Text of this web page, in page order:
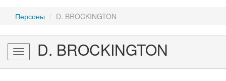
Персоны D. BROCKINGTON
Toggle
navigation
D. BROCKINGTON